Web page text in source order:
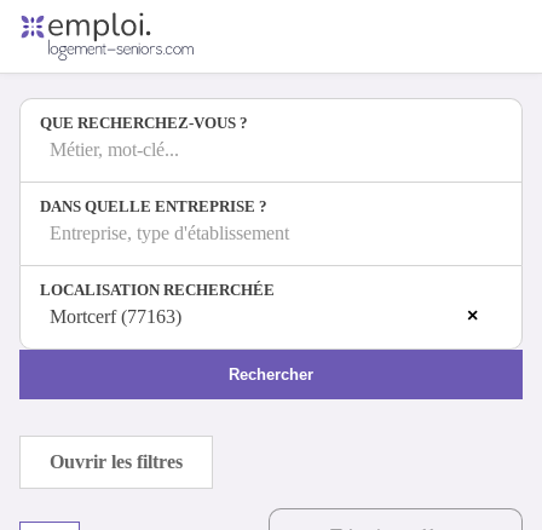
Offres d'emploi
Entreprises
Métiers
Se connecter
Espace candidat
Espace recruteur
QUE RECHERCHEZ-VOUS ?
Métier, mot-clé...
DANS QUELLE ENTREPRISE ?
Entreprise, type d'établissement
LOCALISATION RECHERCHÉE
×
Mortcerf (77163)
Rechercher
Ouvrir les filtres